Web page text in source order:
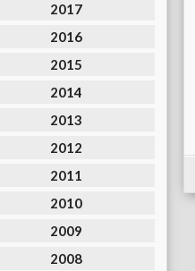
2017
2016
2015
2014
2013
2012
2011
2010
2009
2008